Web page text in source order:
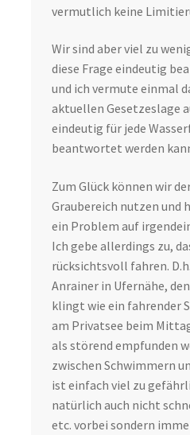
vermutlich keine
Wir sind aber viel zu
diese Frage eindeutig
und ich vermute einmal
aktuellen Gesetzeslage
eindeutig für jede
beantwortet werden
Zum Glück können wir
Graubereich nutzen und
ein Problem auf
Ich gebe allerdings zu,
rücksichtsvoll fahren.
Anrainer in Ufernähe,
klingt wie ein fahrender
am Privatsee beim
als störend empfunden
zwischen Schwimmern
ist einfach viel zu
natürlich auch nicht
etc. vorbei sondern